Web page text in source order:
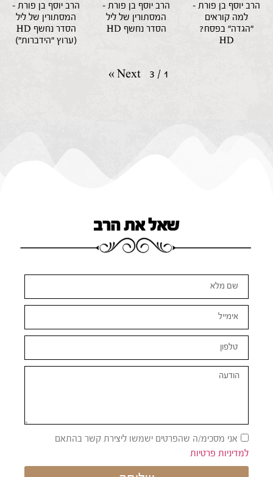
הרב יוסף בן פורת –
המסתורין של ליל
הסדר נחשף HD
(ערוץ "הידברות")
הרב יוסף בן פורת –
המסתורין של ליל
הסדר נחשף HD
הרב יוסף בן פורת –
למה קוראים
"הגדה" בפסח?
HD
1
/
3
Next
»
שאל את הרב
אני מסכימ/ה שהפרטים ישמשו ליצירת קשר בהתאם
למדיניות פרטיות